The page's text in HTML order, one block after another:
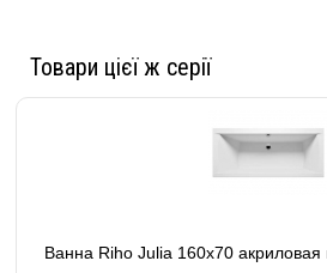
Товари цієї ж серії
Ванна Riho Julia 160x70 акриловая